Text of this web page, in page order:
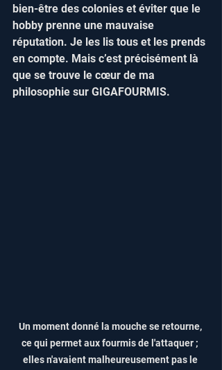
bien-être des colonies et éviter que le
hobby prenne une mauvaise
réputation. Je les lis tous et les prends
en compte. Mais c’est précisément là
que se trouve le cœur de ma
philosophie sur GIGAFOURMIS.
Un moment donné la mouche se retourne,
ce qui permet aux fourmis de l'attaquer ;
elles n'avaient malheureusement pas le